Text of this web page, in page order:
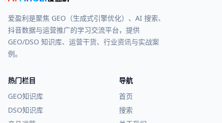
爱盈利是聚焦 GEO（生成式引擎优化）、AI 搜索、
抖音数据与运营推广的学习交流平台，提供
GEO/DSO 知识库、运营干货、行业资讯与实战案
例。
热门栏目
GEO知识库
DSO知识库
导航
首页
搜索